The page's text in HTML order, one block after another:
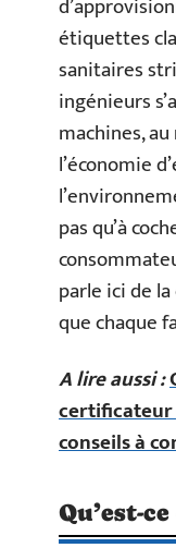
étiquettes
sanitaires
ingénieurs
machines,
l’économie
pas qu’à
parle ici de
que chaque
A lire aussi :
certificateur
conseils à
Qu’est-